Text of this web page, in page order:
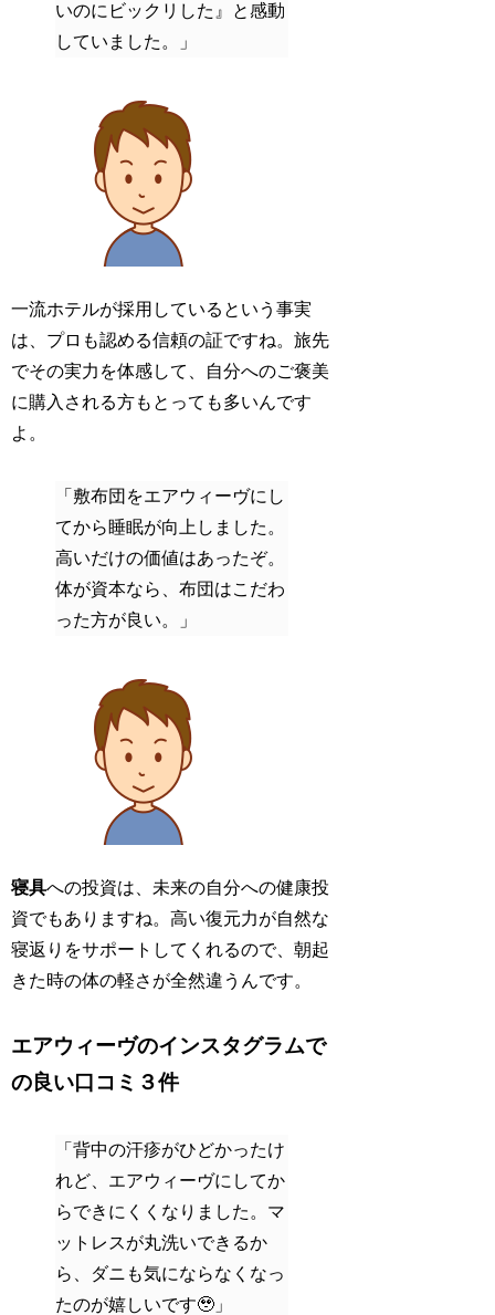
いのにビックリした』と感動
していました。」
一流ホテルが採用しているという事実
は、プロも認める信頼の証ですね。旅先
でその実力を体感して、自分へのご褒美
に購入される方もとっても多いんです
よ。
「敷布団をエアウィーヴにし
てから睡眠が向上しました。
高いだけの価値はあったぞ。
体が資本なら、布団はこだわ
った方が良い。」
寝具への投資は、未来の自分への健康投
資でもありますね。高い復元力が自然な
寝返りをサポートしてくれるので、朝起
きた時の体の軽さが全然違うんです。
エアウィーヴのインスタグラムで
の良い口コミ３件
「背中の汗疹がひどかったけ
れど、エアウィーヴにしてか
らできにくくなりました。マ
ットレスが丸洗いできるか
ら、ダニも気にならなくなっ
たのが嬉しいです🥹」